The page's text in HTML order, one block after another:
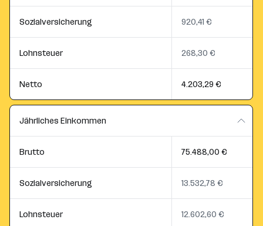
Sozialversicherung 920,41 €
Lohnsteuer 268,30 €
Netto 4.203,29 €
Jährliches Einkommen
Brutto 75.488,00 €
Sozialversicherung 13.532,78 €
Lohnsteuer 12.602,60 €